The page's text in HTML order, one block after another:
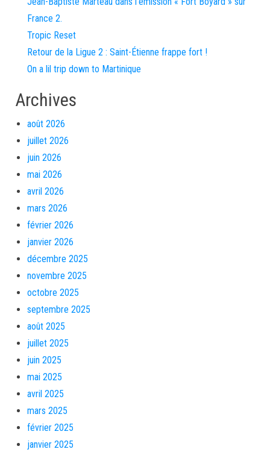
France 2.
Tropic Reset
Retour de la Ligue 2 : Saint-Étienne frappe fort !
On a lil trip down to Martinique
Archives
août 2026
juillet 2026
juin 2026
mai 2026
avril 2026
mars 2026
février 2026
janvier 2026
décembre 2025
novembre 2025
octobre 2025
septembre 2025
août 2025
juillet 2025
juin 2025
mai 2025
avril 2025
mars 2025
février 2025
janvier 2025